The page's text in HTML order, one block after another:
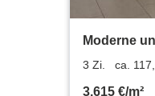
Moderne
3 Zi. ca.
3.615 €/m²